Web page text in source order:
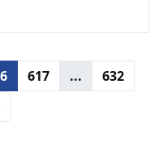
617 ...
632